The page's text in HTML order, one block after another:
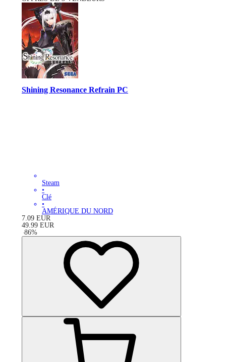
Shining Resonance Refrain PC
Steam
•
Clé
•
AMÉRIQUE DU NORD
7.09 EUR
49.99 EUR
-86%